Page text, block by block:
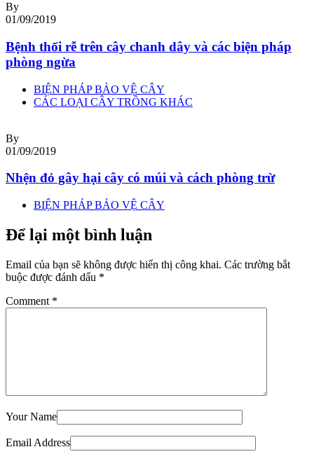
By
01/09/2019
Bệnh thối rễ trên cây chanh dây và các biện pháp
phòng ngừa
BIỆN PHÁP BẢO VỆ CÂY
CÁC LOẠI CÂY TRỒNG KHÁC
By
01/09/2019
Nhện đỏ gây hại cây có múi và cách phòng trừ
BIỆN PHÁP BẢO VỆ CÂY
Để lại một bình luận
Email của bạn sẽ không được hiển thị công khai. Các trường bắt
buộc được đánh dấu *
Comment *
Your Name
Email Address